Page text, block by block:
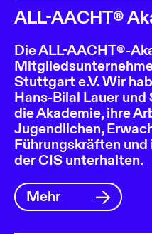
ALL-AACHT®
Die ALL-AACHT®-
Stuttgart e.V. Wir
Hans-Bilal Lauer und
die Akademie, ihre
Jugendlichen,
Führungskräften
der CIS unterhalten.
Mehr